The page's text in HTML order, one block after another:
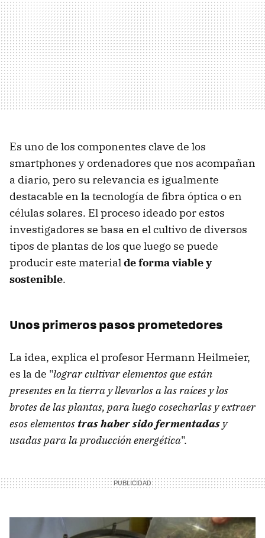
Es uno de los componentes clave de los
smartphones y ordenadores que nos acompañan
a diario, pero su relevancia es igualmente
destacable en la tecnología de fibra óptica o en
células solares. El proceso ideado por estos
investigadores se basa en el cultivo de diversos
tipos de plantas de los que luego se puede
producir este materialde forma viable y
sostenible.
Unos primeros pasos prometedores
La idea, explica el profesor Hermann Heilmeier,
es la de "lograr cultivar elementos que están
presentes en la tierra y llevarlos a las raíces y los
brotes de las plantas, para luego cosecharlas y extraer
esos elementos tras haber sido fermentadas y
usadas para la producción energética".